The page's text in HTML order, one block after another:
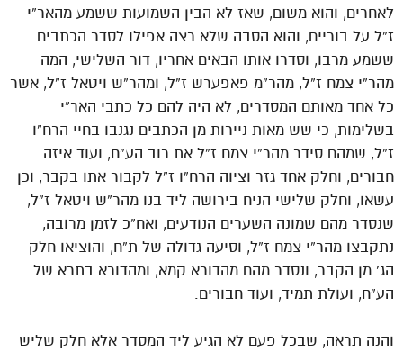
לאחרים, והוא משום, שאז לא הבין השמועות ששמע מהאר”י
ז”ל על בוריים, והוא הסבה שלא רצה אפילו לסדר הכתבים
ששמע מרבו, וסדרו אותו הבאים אחריו, דור השלישי, המה
מהר”י צמח ז”ל, מהר”מ פאפערש ז”ל, ומהר”ש ויטאל ז”ל, אשר
כל אחד מאותם המסדרים, לא היה להם כל כתבי האר”י
בשלימות, כי שש מאות ניירות מן הכתבים נגנבו בחיי הרח”ו
ז”ל, שמהם סידר מהר”י צמח ז”ל את רוב הע”ח, ועוד איזה
חבורים, וחלק אחד גזר וציוה הרח”ו ז”ל לקבור אתו בקבר, וכן
עשאו, וחלק שלישי הניח בירושה ליד בנו מהר”ש ויטאל ז”ל,
שנסדר מהם שמונה השערים הנודעים, ואח”כ לזמן מרובה,
נתקבצו מהר”י צמח ז”ל, וסיעה גדולה של ת”ח, והוציאו חלק
הג’ מן הקבר, ונסדר מהם מהדורא קמא, ומהדורא בתרא של
הע”ח, ועולת תמיד, ועוד חבורים.
והנה תראה, שבכל פעם לא הגיע ליד המסדר אלא חלק שליש